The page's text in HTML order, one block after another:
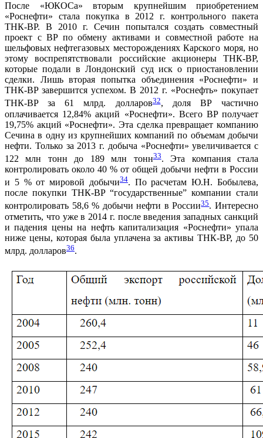
После «ЮКОСа» вторым крупнейшим приобретением
«Роснефти» стала покупка в 2012 г. контрольного пакета
ТНК-BP. В 2010 г. Сечин попытался создать совместный
проект с BP по обмену активами и совместной работе на
шельфовых нефтегазовых месторождениях Карского моря, но
этому воспрепятствовали российские акционеры ТНК-BP,
которые подали в Лондонский суд иск о приостановлении
сделки. Лишь вторая попытка объединения «Роснефти» и
ТНК-BP завершится успехом. В 2012 г. «Роснефть» покупает
ТНК-BP за 61 млрд. долларов32, доля ВР частично
оплачивается 12,84% акций «Роснефти». Всего BP получает
19,75% акций «Роснефти». Эта сделка превращает компанию
Сечина в одну из крупнейших компаний по объемам добычи
нефти. Только за 2013 г. добыча «Роснефти» увеличивается с
122 млн тонн до 189 млн тонн33.
Эта компания стала
контролировать около 40 % от общей добычи нефти в России
и 5 % от мировой добычи34. По расчетам Ю.Н. Бобылева,
после покупки ТНК-BP “государственные” компании стали
контролировать 58,6 % добычи нефти в России35. Интересно
отметить, что уже в 2014 г. после введения западных санкций
и падения цены на нефть капитализация «Роснефти» упала
ниже цены, которая была уплачена за активы ТНК-BP, до 50
млрд. долларов36.